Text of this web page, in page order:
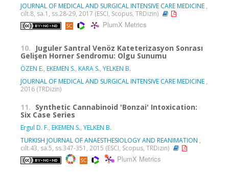
JOURNAL OF MEDICAL AND SURGICAL INTENSIVE CARE MEDICINE ,
cilt.8, sa.1, ss.28-29, 2017 (ESCI, Scopus, TRDizin)
PlumX Metrics
10. Juguler Santral Venöz Kateterizasyon Sonrası
Gelişen Horner Sendromu: Olgu Sunumu
ÖZEN E., EKEMEN S., KARA S., YELKEN B.
JOURNAL OF MEDICAL AND SURGICAL INTENSIVE CARE MEDICINE ,
2016 (TRDizin)
11. Synthetic Cannabinoid 'Bonzai' Intoxication:
Six Case Series
Ergul D. F., EKEMEN S., YELKEN B.
TURKISH JOURNAL OF ANAESTHESIOLOGY AND REANIMATION ,
cilt.43, sa.5, ss.347-351, 2015 (ESCI, Scopus, TRDizin)
PlumX Metrics